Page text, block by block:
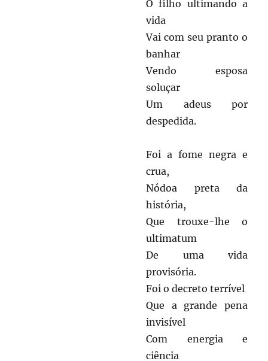
O filho ultimando a
vida
Vai com seu pranto o
banhar
Vendo esposa
soluçar
Um adeus por
despedida.
Foi a fome negra e
crua,
Nódoa preta da
história,
Que trouxe-lhe o
ultimatum
De uma vida
provisória.
Foi o decreto terrível
Que a grande pena
invisível
Com energia e
ciência